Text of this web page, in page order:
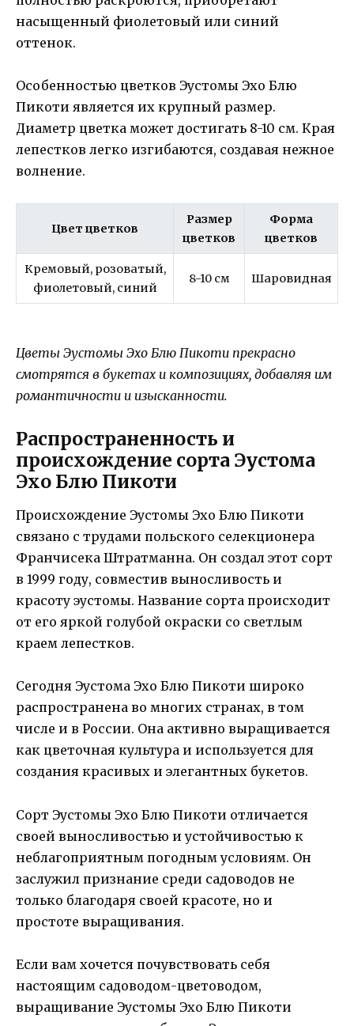
насыщенный фиолетовый или синий
оттенок.
Особенностью цветков Эустомы Эхо Блю
Пикоти является их крупный размер.
Диаметр цветка может достигать 8-10 см. Края
лепестков легко изгибаются, создавая нежное
волнение.
Цвет цветков
Размер
цветков
Форма
цветков
Кремовый, розоватый,
фиолетовый, синий
8-10 см Шаровидная
Цветы Эустомы Эхо Блю Пикоти прекрасно
смотрятся в букетах и композициях, добавляя им
романтичности и изысканности.
Распространенность и
происхождение сорта Эустома
Эхо Блю Пикоти
Происхождение Эустомы Эхо Блю Пикоти
связано с трудами польского селекционера
Франчисека Штратманна. Он создал этот сорт
в 1999 году, совместив выносливость и
красоту эустомы. Название сорта происходит
от его яркой голубой окраски со светлым
краем лепестков.
Сегодня Эустома Эхо Блю Пикоти широко
распространена во многих странах, в том
числе и в России. Она активно выращивается
как цветочная культура и используется для
создания красивых и элегантных букетов.
Сорт Эустомы Эхо Блю Пикоти отличается
своей выносливостью и устойчивостью к
неблагоприятным погодным условиям. Он
заслужил признание среди садоводов не
только благодаря своей красоте, но и
простоте выращивания.
Если вам хочется почувствовать себя
настоящим садоводом-цветоводом,
выращивание Эустомы Эхо Блю Пикоти